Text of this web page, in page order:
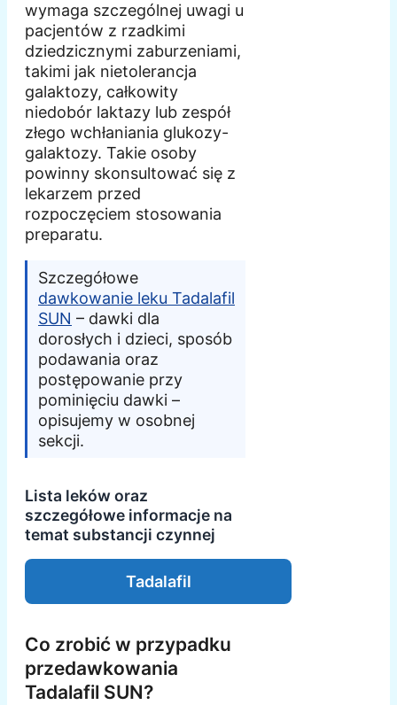
wymaga szczególnej uwagi u
pacjentów z rzadkimi
dziedzicznymi zaburzeniami,
takimi jak nietolerancja
galaktozy, całkowity
niedobór laktazy lub zespół
złego wchłaniania glukozy-
galaktozy. Takie osoby
powinny skonsultować się z
lekarzem przed
rozpoczęciem stosowania
preparatu.
Szczegółowe
dawkowanie leku Tadalafil
SUN – dawki dla
dorosłych i dzieci, sposób
podawania oraz
postępowanie przy
pominięciu dawki –
opisujemy w osobnej
sekcji.
Lista leków oraz
szczegółowe informacje na
temat substancji czynnej
Tadalafil
Co zrobić w przypadku
przedawkowania
Tadalafil SUN?